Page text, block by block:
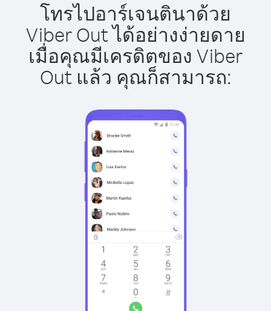
โทรไปอาร์เจนตินาด้วย
Viber Out ได้อย่างง่ายดาย
เมื่อคุณมีเครดิตของ Viber
Out แล้ว คุณก็สามารถ: